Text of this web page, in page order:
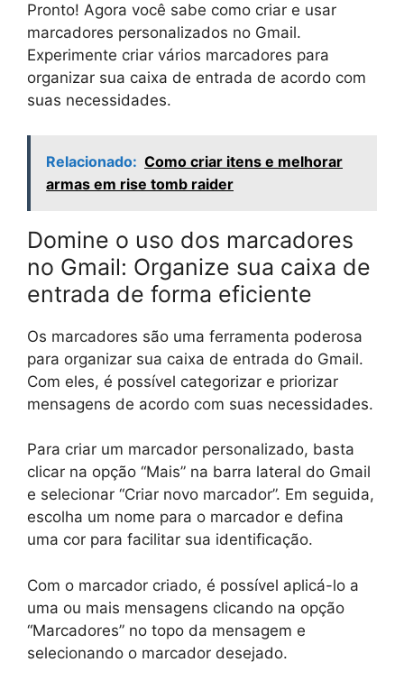
Pronto! Agora você sabe como criar e usar
marcadores personalizados no Gmail.
Experimente criar vários marcadores para
organizar sua caixa de entrada de acordo com
suas necessidades.
Relacionado: Como criar itens e melhorar
armas em rise tomb raider
Domine o uso dos marcadores
no Gmail: Organize sua caixa de
entrada de forma eficiente
Os marcadores são uma ferramenta poderosa
para organizar sua caixa de entrada do Gmail.
Com eles, é possível categorizar e priorizar
mensagens de acordo com suas necessidades.
Para criar um marcador personalizado, basta
clicar na opção “Mais” na barra lateral do Gmail
e selecionar “Criar novo marcador”. Em seguida,
escolha um nome para o marcador e defina
uma cor para facilitar sua identificação.
Com o marcador criado, é possível aplicá-lo a
uma ou mais mensagens clicando na opção
“Marcadores” no topo da mensagem e
selecionando o marcador desejado.